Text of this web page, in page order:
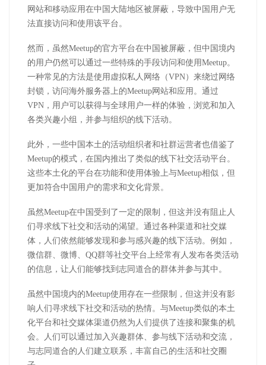
网站和移动应用在中国大陆地区被屏蔽，导致中国用户无
法直接访问和使用该平台。
然而，虽然Meetup的官方平台在中国被屏蔽，但中国境内
的用户仍然可以通过一些特殊的手段访问和使用Meetup。
一种常见的方法是使用虚拟私人网络（VPN）来绕过网络
封锁，访问海外服务器上的Meetup网站和应用。通过
VPN，用户可以获得与全球用户一样的体验，浏览和加入
各类兴趣小组，并参与组织的线下活动。
此外，一些中国本土的活动组织者和社群运营者也借鉴了
Meetup的模式，在国内推出了类似的线下社交活动平台。
这些本土化的平台在功能和使用体验上与Meetup相似，但
更加符合中国用户的需求和文化背景。
虽然Meetup在中国受到了一定的限制，但这并没有阻止人
们寻求线下社交和活动的渴望。通过各种渠道和社交媒
体，人们依然能够发现和参与感兴趣的线下活动。例如，
微信群、微博、QQ群等社交平台上经常有人发布各类活动
的信息，让人们能够找到志同道合的群体并参与其中。
虽然中国境内的Meetup使用存在一些限制，但这并没有影
响人们寻求线下社交和活动的热情。与Meetup类似的本土
化平台和社交媒体渠道仍然为人们提供了连接和聚集的机
会。人们可以通过加入兴趣群体、参与线下活动和交流，
与志同道合的人们建立联系，丰富自己的生活和社交圈